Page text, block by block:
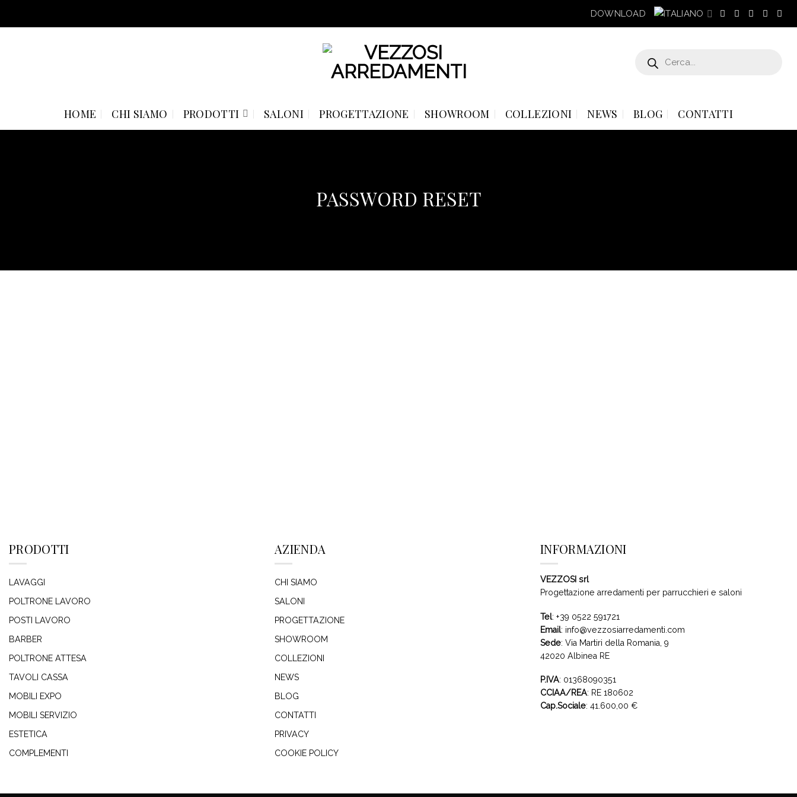
DOWNLOAD
search
HOME CHI SIAMO PRODOTTI SALONI PROGETTAZIONE SHOWROOM COLLEZIONI NEWS BLOG CONTATTI
PASSWORD RESET
PRODOTTI
LAVAGGI
POLTRONE LAVORO
POSTI LAVORO
BARBER
POLTRONE ATTESA
TAVOLI CASSA
MOBILI EXPO
MOBILI SERVIZIO
ESTETICA
COMPLEMENTI
AZIENDA
CHI SIAMO
SALONI
PROGETTAZIONE
SHOWROOM
COLLEZIONI
NEWS
BLOG
CONTATTI
PRIVACY
COOKIE POLICY
INFORMAZIONI
VEZZOSI srl
Progettazione arredamenti per parrucchieri e saloni
Tel: +39 0522 591721
Email: info@vezzosiarredamenti.com
Sede: Via Martiri della Romania, 9
42020 Albinea RE
P.IVA: 01368090351
CCIAA/REA: RE 180602
Cap.Sociale: 41.600,00 €